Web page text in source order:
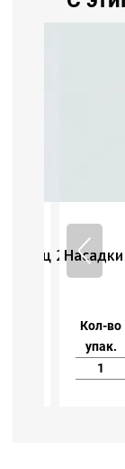
20 мм с
Насадки
Кол-во
упак.